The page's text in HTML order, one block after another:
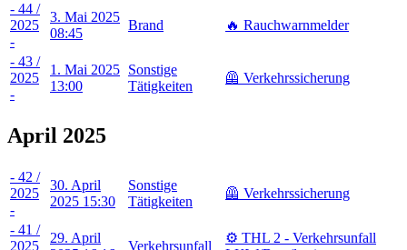
- 44 /
2025
-
3. Mai 2025
08:45
Brand 🔥 Rauchwarnmelder
- 43 /
2025
-
1. Mai 2025
13:00
Sonstige
Tätigkeiten
🦺 Verkehrssicherung
April 2025
- 42 /
2025
-
30. April
2025 15:30
Sonstige
Tätigkeiten
🦺 Verkehrssicherung
- 41 /
2025
29. April
Verkehrsunfall
⚙️ THL 2 - Verkehrsunfall